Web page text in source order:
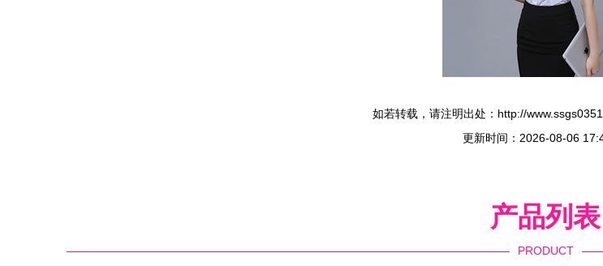
如若转载，请注明出处：http://
更新时间：2026-08-06
产品列表
PRODUCT